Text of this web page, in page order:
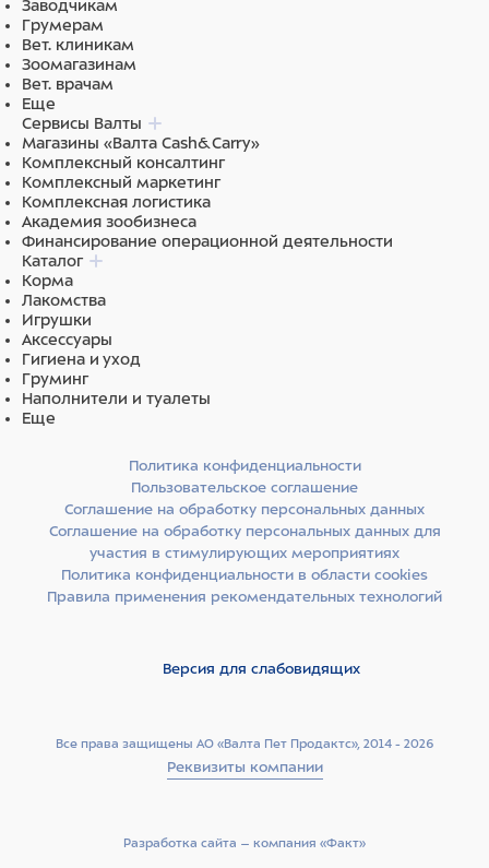
Заводчикам
Грумерам
Вет. клиникам
Зоомагазинам
Вет. врачам
Еще
Сервисы Валты
Магазины «Валта Cash&Carry»
Комплексный консалтинг
Комплексный маркетинг
Комплексная логистика
Академия зообизнеса
Финансирование операционной деятельности
Каталог
Корма
Лакомства
Игрушки
Аксессуары
Гигиена и уход
Груминг
Наполнители и туалеты
Еще
Все права защищены АО «Валта Пет Продактс», 2014 - 2026
Реквизиты компании
Политика конфиденциальности
Пользовательское соглашение
Соглашение на обработку персональных данных
Соглашение на обработку персональных данных для
участия в стимулирующих мероприятиях
Политика конфиденциальности в области cookies
Правила применения рекомендательных технологий
Версия для слабовидящих
Разработка сайта –­ компания «Факт»